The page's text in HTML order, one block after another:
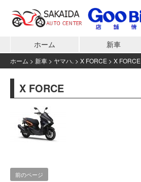
ホーム 新車
ホーム > 新車 > ヤマハ. > X FORCE > X FORCE
X FORCE
前のページ